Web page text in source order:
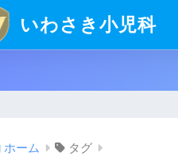
いわさき小児科
ホーム タグ